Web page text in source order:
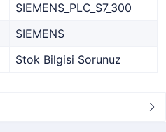
SIEMENS_PLC_S7_300
SIEMENS
Stok Bilgisi Sorunuz